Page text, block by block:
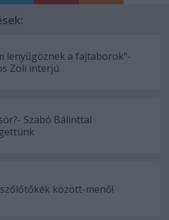
lenyűgöznek a fajtaborok"-
Zoli interjú
Szabó Bálinttal
szőlőtőkék között-menő!